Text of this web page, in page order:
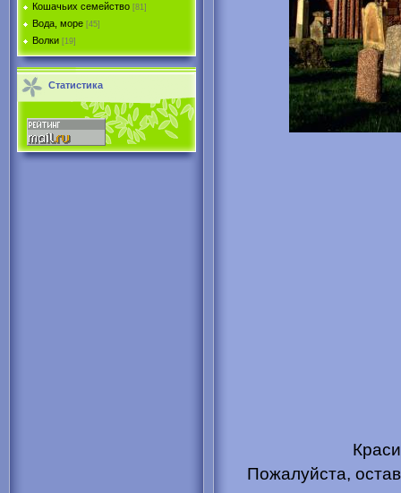
Кошачьих семейство [81]
Вода, море [45]
Волки [19]
Статистика
Пожалуйста,